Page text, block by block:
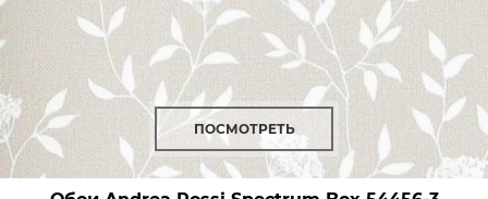
ПОСМОТРЕТЬ